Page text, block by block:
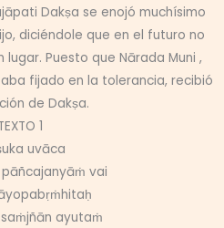
Dakṣa se enojó muchísimo
diciéndole que en el futuro no
Puesto que Nārada Muni ,
fijado en la tolerancia, recibió
de Dakṣa.
1
uvāca
vai
ayutaṁ